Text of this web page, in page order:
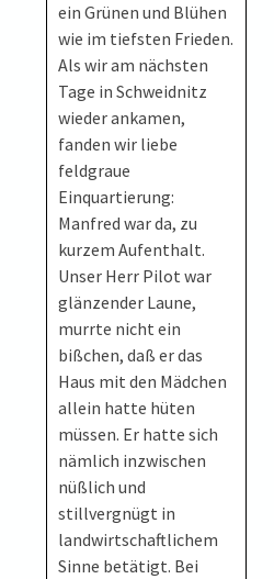
ein Grünen und Blühen
wie im tiefsten Frieden.
Als wir am nächsten
Tage in Schweidnitz
wieder ankamen,
fanden wir liebe
feldgraue
Einquartierung:
Manfred war da, zu
kurzem Aufenthalt.
Unser Herr Pilot war
glänzender Laune,
murrte nicht ein
bißchen, daß er das
Haus mit den Mädchen
allein hatte hüten
müssen. Er hatte sich
nämlich inzwischen
nüßlich und
stillvergnügt in
landwirtschaftlichem
Sinne betätigt. Bei